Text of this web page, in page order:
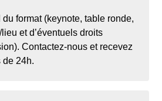
format (keynote, table ronde,
et d’éventuels droits
Contactez-nous et recevez
de 24h.